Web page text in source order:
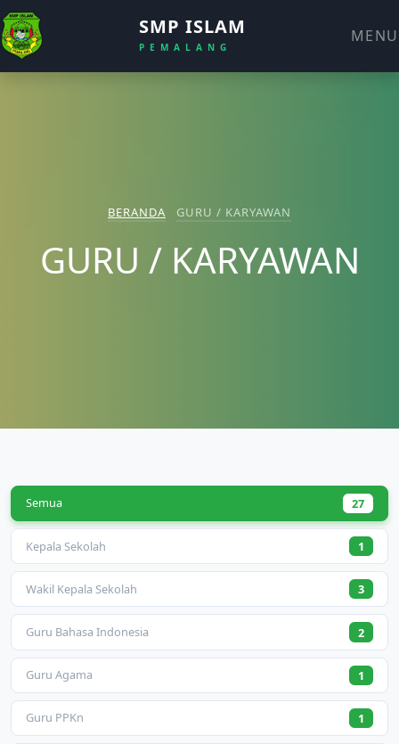
SMP ISLAM
PEMALANG
MENU
BERANDA GURU / KARYAWAN
GURU / KARYAWAN
Semua 27
Kepala Sekolah 1
Wakil Kepala Sekolah 3
Guru Bahasa Indonesia 2
Guru Agama 1
Guru PPKn 1